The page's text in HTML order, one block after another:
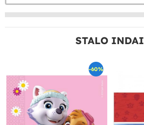
STALO INDAI
-60%